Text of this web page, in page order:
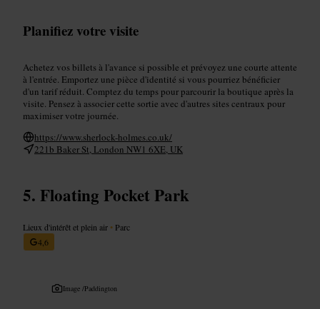
Planifiez votre visite
Achetez vos billets à l'avance si possible et prévoyez une courte attente
à l'entrée. Emportez une pièce d'identité si vous pourriez bénéficier
d'un tarif réduit. Comptez du temps pour parcourir la boutique après la
visite. Pensez à associer cette sortie avec d'autres sites centraux pour
maximiser votre journée.
https://www.sherlock-holmes.co.uk/
221b Baker St, London NW1 6XE, UK
Floating Pocket Park
Lieux d'intérêt et plein air • Parc
4,6
Image /Paddington